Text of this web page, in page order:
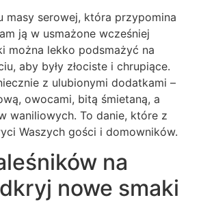
masy serowej, która przypomina
ją w usmażone wcześniej
można lekko podsmażyć na
aby były złociste i chrupiące.
z ulubionymi dodatkami –
owocami, bitą śmietaną, a
waniliowych. To danie, które z
Waszych gości i domowników.
na
nowe smaki